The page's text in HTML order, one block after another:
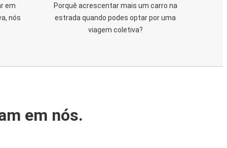
em
nós
Porquê acrescentar mais um carro na
estrada quando podes optar por uma
viagem coletiva?
em nós.